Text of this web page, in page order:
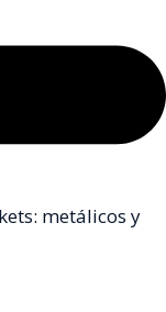
metálicos y